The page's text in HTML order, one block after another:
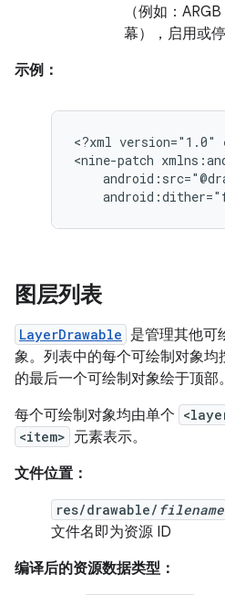
（例如：
幕），启用或
示例：
<?xml version="1.0"
<nine-patch
图层列表
LayerDrawable 是管理其他可
象。列表中的每个可绘制对象均
的最后一个可绘制对象绘于顶部。
每个可绘制对象均由单个
<item> 元素表示。
文件位置：
res/drawable/ filename
文件名即为资源 ID
编译后的资源数据类型：